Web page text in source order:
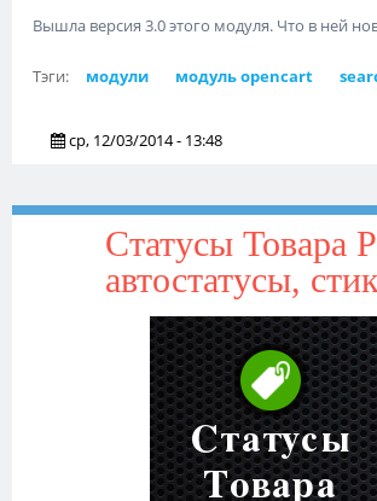
Вышла версия 3.0 этого модуля. Что в ней
Тэги: модули модуль opencart
ср, 12/03/2014 - 13:48
Статусы Товара
автостатусы,